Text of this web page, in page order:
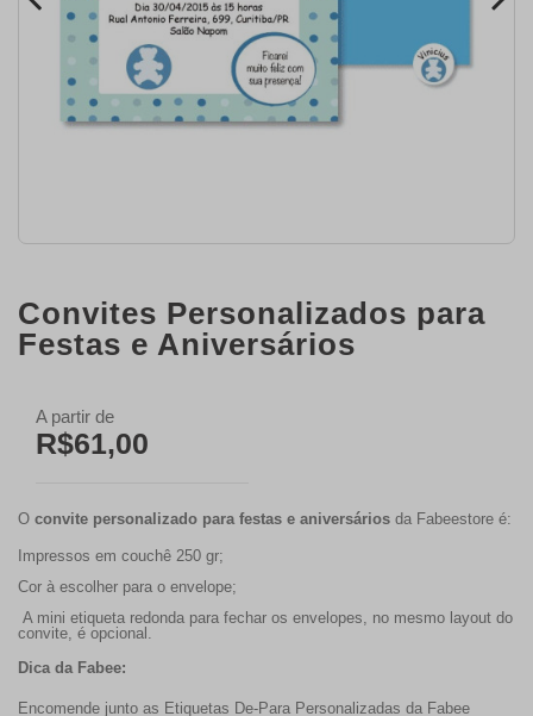
Convites Personalizados para
Festas e Aniversários
A partir de
R$61,00
O convite personalizado para festas e aniversários da Fabeestore é:
Impressos em couchê 250 gr;
Cor à escolher para o envelope;
A mini etiqueta redonda para fechar os envelopes, no mesmo layout do
convite, é opcional.
Dica da Fabee:
Encomende junto as Etiquetas De-Para Personalizadas da Fabee